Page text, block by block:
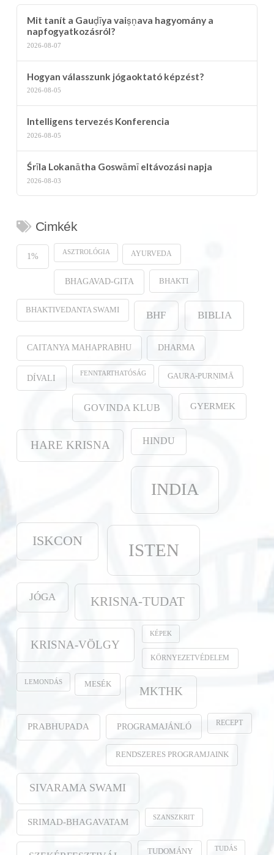
Mit tanít a Gauḍīya vaiṣṇava hagyomány a
napfogyatkozásról?
2026-08-07
Hogyan válasszunk jógaoktató képzést?
2026-08-05
Intelligens tervezés Konferencia
2026-08-05
Śrīla Lokanātha Goswāmī eltávozási napja
2026-08-03
Cimkék
1% ASZTROLÓGIA AYURVEDA
BHAGAVAD-GITA BHAKTI
BHAKTIVEDANTA SWAMI BHF BIBLIA
CAITANYA MAHAPRABHU DHARMA
DÍVALI FENNTARTHATÓSÁG GAURA-PURṆIMĀ
GOVINDA KLUB GYERMEK
HARE KRISNA HINDU
INDIA
ISKCON ISTEN
JÓGA KRISNA-TUDAT
KRISNA-VÖLGY
KÉPEK
KÖRNYEZETVÉDELEM
LEMONDÁS MESÉK
MKTHK
PRABHUPADA PROGRAMAJÁNLÓ RECEPT
RENDSZERES PROGRAMJAINK
SIVARAMA SWAMI
SRIMAD-BHAGAVATAM SZANSZKRIT
TUDOMÁNY TUDÁS